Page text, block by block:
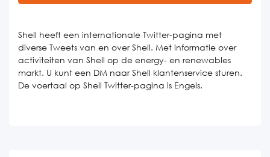
Shell heeft een internationale Twitter-pagina met
diverse Tweets van en over Shell. Met informatie over
activiteiten van Shell op de energy- en renewables
markt. U kunt een DM naar Shell klantenservice sturen.
De voertaal op Shell Twitter-pagina is Engels.